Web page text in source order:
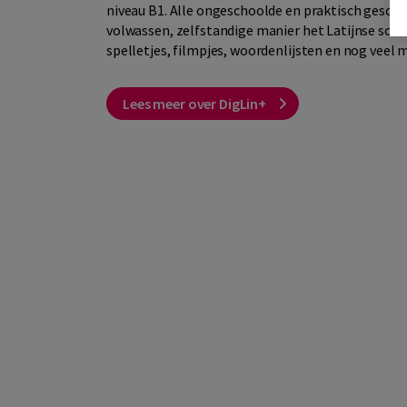
niveau B1. Alle ongeschoolde en praktisch
volwassen, zelfstandige manier het Latijnse
spelletjes, filmpjes, woordenlijsten en nog veel
Lees meer over DigLin+